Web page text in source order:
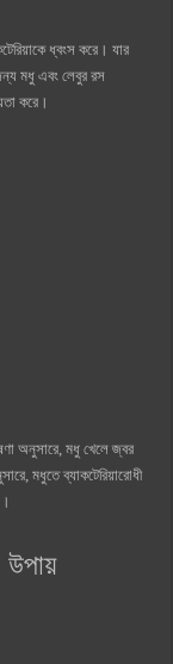
ধ্বংস করে। যার
মধু এবং লেবুর রস
করে।
অনুসারে, মধু খেলে জ্বর
মধুতে ব্যাকটেরিয়ারোধী